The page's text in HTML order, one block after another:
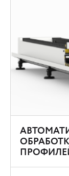
ПРОФИЛЕЙ